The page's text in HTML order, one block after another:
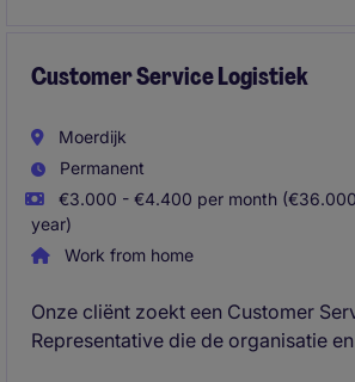
een actieve rol in verbeterprojecten
Customer Service Logistiek
Moerdijk
Permanent
€3.000 - €4.400 per month
year)
Work from home
Onze cliënt zoekt een Customer
Representative die de organisatie